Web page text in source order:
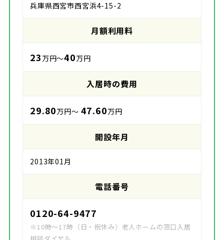
兵庫県西宮市西宮浜4-15-2
月額利用料
23 万円～40万円
入居時の費用
29.80万円～ 47.60万円
開設年月
2013年01月
電話番号
0120-64-9477
※10時～17時（日・祝休み）老人ホームの窓口入居